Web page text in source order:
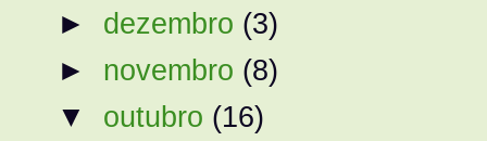
► dezembro (3)
► novembro (8)
▼ outubro (16)